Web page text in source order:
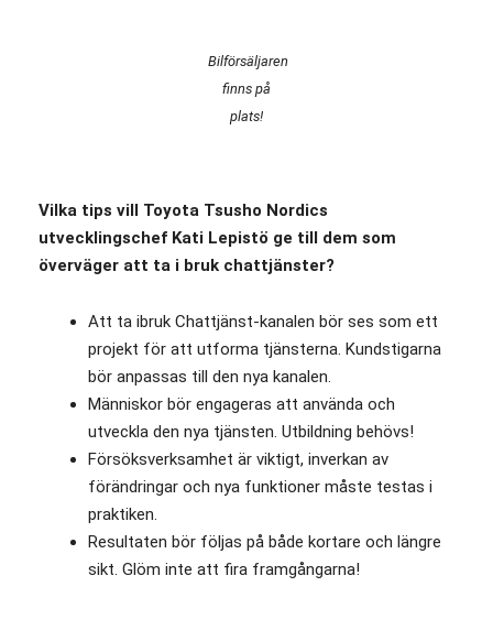
Bilförsäljaren
finns på
plats!
Vilka tips vill Toyota Tsusho Nordics
utvecklingschef Kati Lepistö ge till dem som
överväger att ta i bruk chattjänster?
Att ta ibruk Chattjänst-kanalen bör ses som ett
projekt för att utforma tjänsterna. Kundstigarna
bör anpassas till den nya kanalen.
Människor bör engageras att använda och
utveckla den nya tjänsten. Utbildning behövs!
Försöksverksamhet är viktigt, inverkan av
förändringar och nya funktioner måste testas i
praktiken.
Resultaten bör följas på både kortare och längre
sikt. Glöm inte att fira framgångarna!